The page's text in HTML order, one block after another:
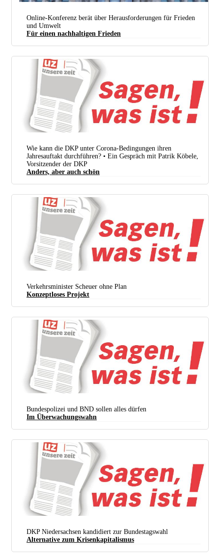
Beim bundesweiten Aktionstag demonstrierten die Naturfreunde Deutschlands vor dem Reichstag
und forderten „Rüstung runter! Klimaschutz rauf!“ (Foto: Rudi Denner/r-mediabase.de)
Online-Konferenz berät über Herausforderungen für Frieden
und Umwelt
Für einen nachhaltigen Frieden
Wie kann die DKP unter Corona-Bedingungen ihren
Jahresauftakt durchführen? • Ein Gespräch mit Patrik Köbele,
Vorsitzender der DKP
Anders, aber auch schön
Verkehrsminister Scheuer ohne Plan
Konzeptloses Projekt
Bundespolizei und BND sollen alles dürfen
Im Überwachungswahn
DKP Niedersachsen kandidiert zur Bundestagswahl
Alternative zum Krisenkapitalismus